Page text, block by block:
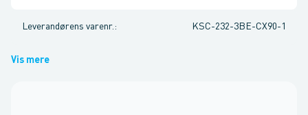
Leverandørens varenr. : KSC-232-3BE-CX90-1
Vis mere